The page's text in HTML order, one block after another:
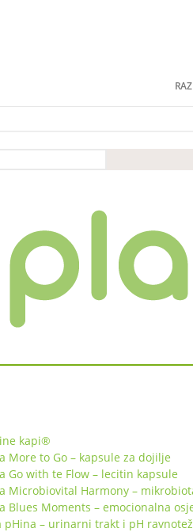
kapi®
More to Go – kapsule za dojilje
Go with te Flow – lecitin kapsule
Microbiovital Harmony –
Blues Moments – emocionalna
pHina – urinarni trakt i pH